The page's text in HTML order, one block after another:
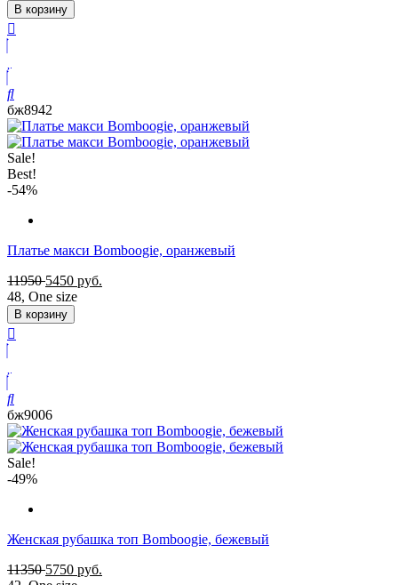
В корзину
бж8942
Sale!
Best!
-54%
Платье макси Bomboogie, оранжевый
11950 5450 руб.
48, One size
В корзину
бж9006
Sale!
-49%
Женская рубашка топ Bomboogie, бежевый
11350 5750 руб.